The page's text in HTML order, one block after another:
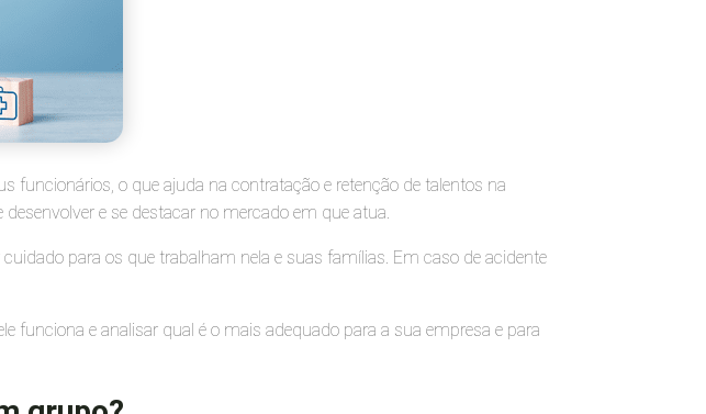
funcionários, o que ajuda na contratação e retenção de talentos na
e se destacar no mercado em que atua.
para os que trabalham nela e suas famílias. Em caso de acidente
funciona e analisar qual é o mais adequado para a sua empresa e para